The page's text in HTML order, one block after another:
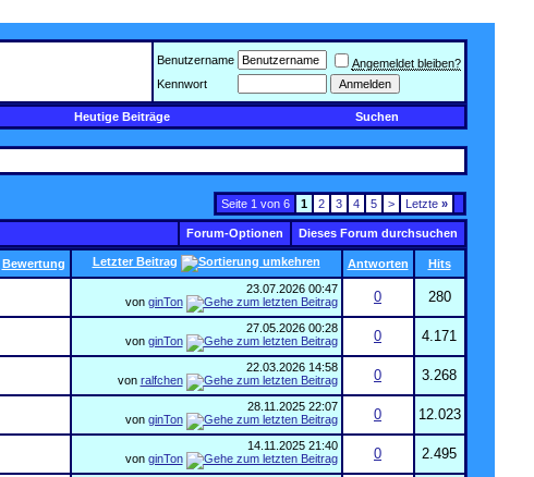
Benutzername
Angemeldet bleiben?
Kennwort
Heutige Beiträge Suchen
Seite 1 von 6 1 2 3 4 5 > Letzte»
Forum-Optionen Dieses Forum durchsuchen
Bewertung Letzter Beitrag Antworten Hits
23.07.2026 00:47
von ginTon 0
280
27.05.2026 00:28
von ginTon 0
4.171
22.03.2026 14:58
von ralfchen 0
3.268
28.11.2025 22:07
von ginTon 0
12.023
14.11.2025 21:40
von ginTon 0
2.495